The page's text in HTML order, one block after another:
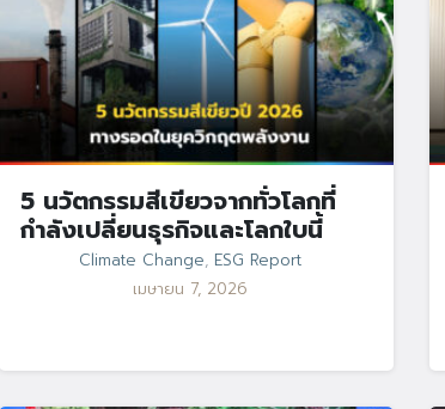
5 นวัตกรรมสีเขียวจากทั่วโลกที่
กำลังเปลี่ยนธุรกิจและโลกใบนี้
Climate Change, ESG Report
เมษายน 7, 2026